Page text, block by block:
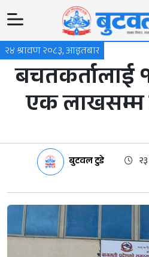
२४ श्रावण २०८३, आइतबार
बचतकर्तालाई
एक लाखसम्म
बुटवल टुडे